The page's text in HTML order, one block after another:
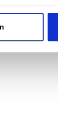
van onze